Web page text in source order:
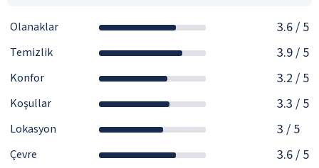
Olanaklar 3.6/ 5
Temizlik 3.9/ 5
Konfor 3.2 / 5
Koşullar 3.3 / 5
Lokasyon 3 / 5
Çevre 3.6/ 5